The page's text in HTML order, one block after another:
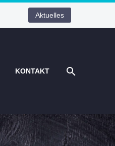
Aktuelles
KONTAKT